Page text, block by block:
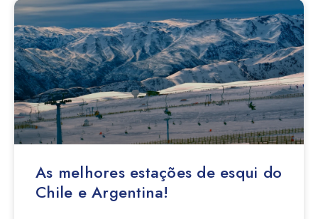
As melhores estações de esqui do
Chile e Argentina!